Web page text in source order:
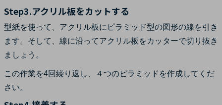
Step3.アクリル板をカットする
型紙を使って、アクリル板にピラミッド型の図形の線を引き
ます。そして、線に沿ってアクリル板をカッターで切り抜き
ましょう。
この作業を4回繰り返し、４つのピラミッドを作成してくだ
さい。